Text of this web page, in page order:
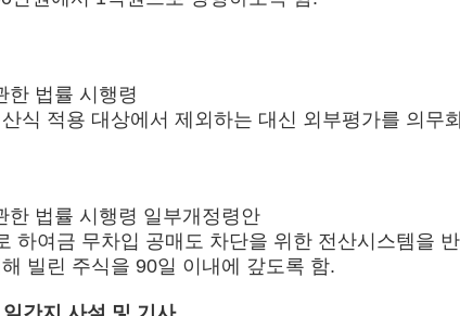
법률 시행령
식 적용 대상에서 제외하는 대신 외부평가를 의
법률 시행령 일부개정령안
하여금 무차입 공매도 차단을 위한 전산시스템을
빌린 주식을 90일 이내에 갚도록 함.